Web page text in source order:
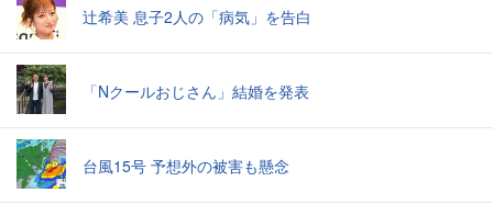
辻希美 息子2人の「病気」を告白
「Nクールおじさん」結婚を発表
台風15号 予想外の被害も懸念